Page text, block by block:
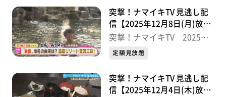
突撃！ナマイキTV 見逃し配
信【2025年12月8日(月)放送
分】
突撃！ナマイキTV 2025後
半
定額見放題
突撃！ナマイキTV 見逃し配
信【2025年12月4日(木)放送